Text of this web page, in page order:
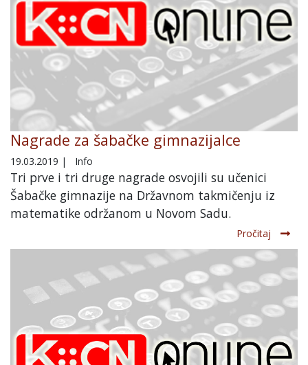
Nagrade za šabačke gimnazijalce
19.03.2019 | Info
Tri prve i tri druge nagrade osvojili su učenici
Šabačke gimnazije na Državnom takmičenju iz
matematike održanom u Novom Sadu.
Pročitaj